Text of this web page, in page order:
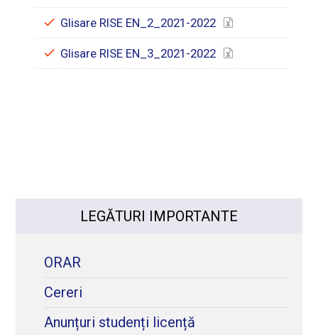
Glisare RISE EN_2_2021-2022
Glisare RISE EN_3_2021-2022
LEGĂTURI IMPORTANTE
ORAR
Cereri
Anunțuri studenți licență